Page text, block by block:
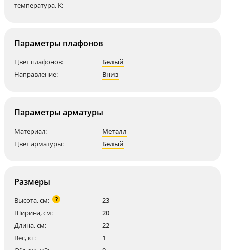
температура, K:
Параметры плафонов
Цвет плафонов:
Белый
Направление:
Вниз
Параметры арматуры
Материал:
Металл
Цвет арматуры:
Белый
Размеры
Высота, см: ?
23
Ширина, см:
20
Длина, см:
22
Вес, кг:
1